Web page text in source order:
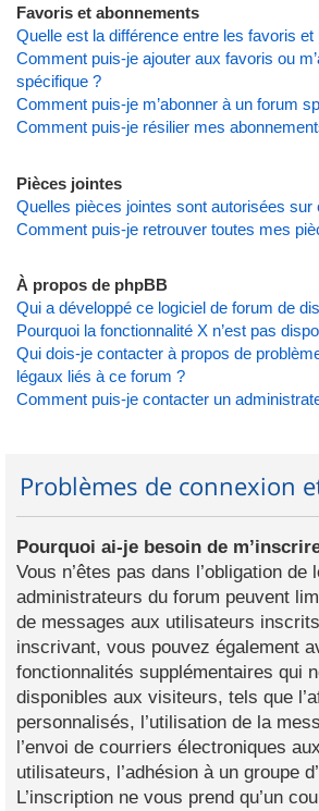
Favoris et abonnements
Quelle est la différence entre les favoris
Comment puis-je ajouter aux favoris ou
spécifique ?
Comment puis-je m’abonner à un forum
Comment puis-je résilier mes
Pièces jointes
Quelles pièces jointes sont autorisées sur
Comment puis-je retrouver toutes mes
À propos de phpBB
Qui a développé ce logiciel de forum de
Pourquoi la fonctionnalité X n’est pas
Qui dois-je contacter à propos de
légaux liés à ce forum ?
Comment puis-je contacter un
Problèmes de connexion
Pourquoi ai-je besoin de
Vous n’êtes pas dans l’obligation
administrateurs du forum peuvent
de messages aux utilisateurs
inscrivant, vous pouvez également
fonctionnalités supplémentaires qui
disponibles aux visiteurs, tels que
personnalisés, l’utilisation de la
l’envoi de courriers électroniques
utilisateurs, l’adhésion à un groupe
L’inscription ne vous prend qu’un